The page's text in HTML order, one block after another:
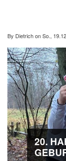
By DietrichonSo.,
20.